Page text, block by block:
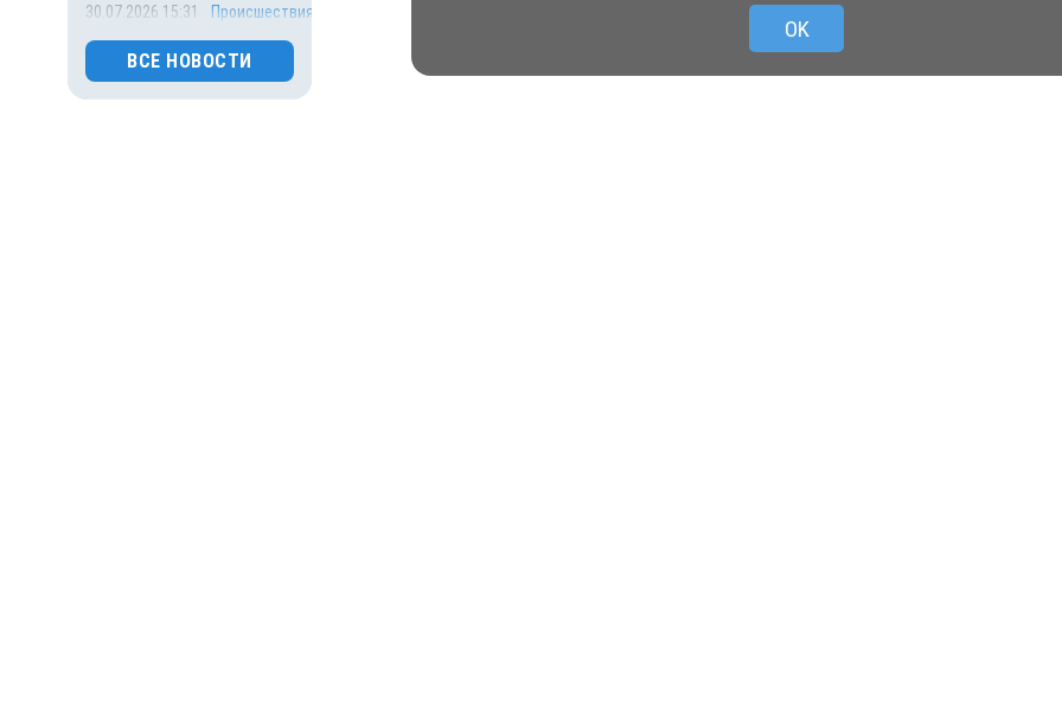
30.07.2026 15:31
Происшествия
Праздник обернулся
трагедией: жениха
зарезали на собственной
свадьбе
ВСЕ НОВОСТИ
OK